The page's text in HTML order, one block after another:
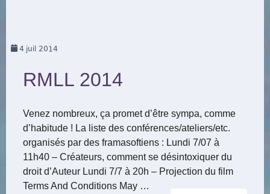
4 juil 2014
RMLL 2014
Venez nombreux, ça promet d’être sympa, comme
d’habitude ! La liste des conférences/ateliers/etc.
organisés par des framasoftiens : Lundi 7/07 à
11h40 – Créateurs, comment se désintoxiquer du
droit d’Auteur Lundi 7/7 à 20h – Projection du film
Terms And Conditions May …